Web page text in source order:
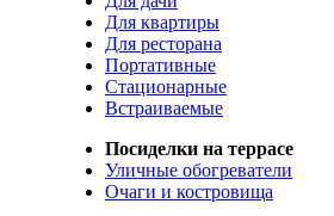
Для квартиры
Для ресторана
Портативные
Стационарные
Встраиваемые
Посиделки на террасе
Уличные обогреватели
Очаги и костровища